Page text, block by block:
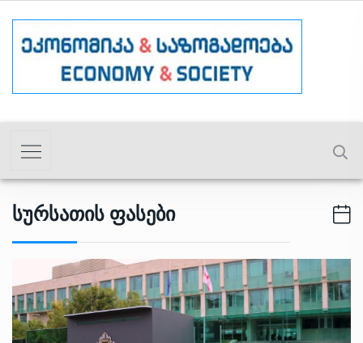
Სურსათის Ფასები